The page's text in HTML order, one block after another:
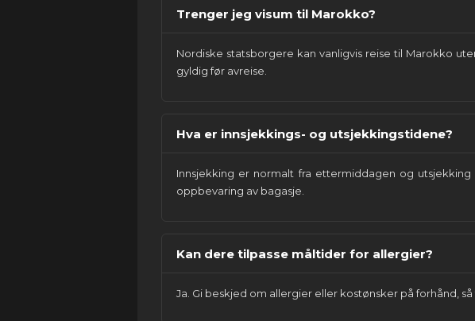
Trenger jeg visum til Marokko?
Nordiske statsborgere kan vanligvis reise til Marokko
gyldig før avreise.
Hva er innsjekkings- og utsjekkingstidene?
Innsjekking er normalt fra ettermiddagen og
oppbevaring av bagasje.
Kan dere tilpasse måltider for allergier?
Ja. Gi beskjed om allergier eller kostønsker på forhånd,